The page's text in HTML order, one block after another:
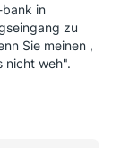
in
zu
Sie meinen ,
nicht weh".